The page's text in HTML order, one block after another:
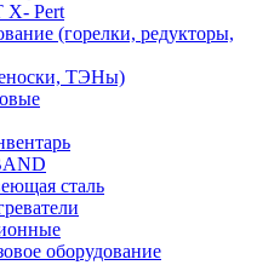
Pert
(горелки, редукторы,
ТЭНы)
сталь
оборудование